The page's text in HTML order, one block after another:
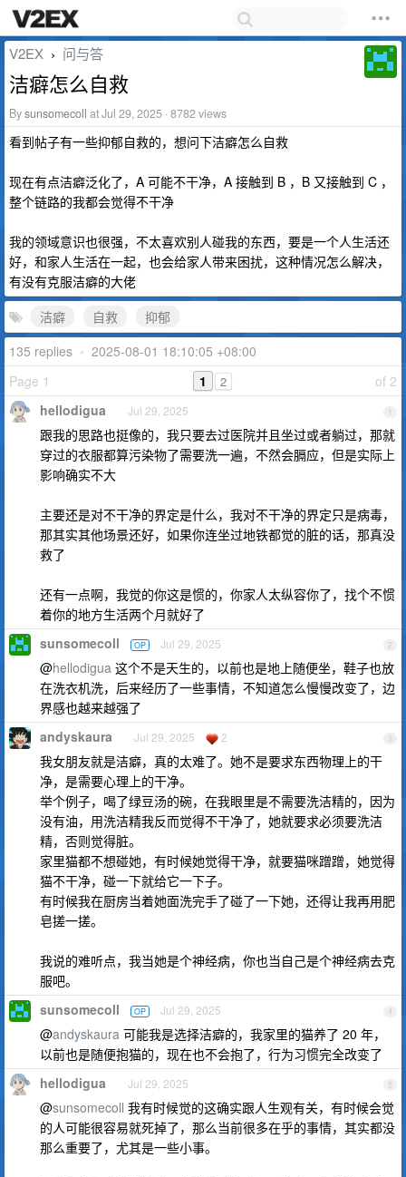
V2EX › 问与答
洁癖怎么自救
Bysunsomecoll at Jul 29, 2025 · 8782 views
看到帖子有一些抑郁自救的，想问下洁癖怎么自救
现在有点洁癖泛化了，A 可能不干净，A 接触到 B ，B 又接触到 C ，
整个链路的我都会觉得不干净
我的领域意识也很强，不太喜欢别人碰我的东西，要是一个人生活还
好，和家人生活在一起，也会给家人带来困扰，这种情况怎么解决，
有没有克服洁癖的大佬
洁癖
自救
抑郁
135 replies • 2025-08-01 18:10:05 +08:00
Page 1
of 2
1 2
1
hellodigua Jul 29, 2025
跟我的思路也挺像的，我只要去过医院并且坐过或者躺过，那就
穿过的衣服都算污染物了需要洗一遍，不然会膈应，但是实际上
影响确实不大
主要还是对不干净的界定是什么，我对不干净的界定只是病毒，
那其实其他场景还好，如果你连坐过地铁都觉的脏的话，那真没
救了
还有一点啊，我觉的你这是惯的，你家人太纵容你了，找个不惯
着你的地方生活两个月就好了
2
sunsomecoll OP Jul 29, 2025
@hellodigua 这个不是天生的，以前也是地上随便坐，鞋子也放
在洗衣机洗，后来经历了一些事情，不知道怎么慢慢改变了，边
界感也越来越强了
3
andyskaura Jul 29, 2025 2
我女朋友就是洁癖，真的太难了。她不是要求东西物理上的干
净，是需要心理上的干净。
举个例子，喝了绿豆汤的碗，在我眼里是不需要洗洁精的，因为
没有油，用洗洁精我反而觉得不干净了，她就要求必须要洗洁
精，否则觉得脏。
家里猫都不想碰她，有时候她觉得干净，就要猫咪蹭蹭，她觉得
猫不干净，碰一下就给它一下子。
有时候我在厨房当着她面洗完手了碰了一下她，还得让我再用肥
皂搓一搓。
我说的难听点，我当她是个神经病，你也当自己是个神经病去克
服吧。
4
sunsomecoll OP Jul 29, 2025
@andyskaura 可能我是选择洁癖的，我家里的猫养了 20 年，
以前也是随便抱猫的，现在也不会抱了，行为习惯完全改变了
5
hellodigua Jul 29, 2025
@sunsomecoll 我有时候觉的这确实跟人生观有关，有时候会觉
的人可能很容易就死掉了，那么当前很多在乎的事情，其实都没
那么重要了，尤其是一些小事。